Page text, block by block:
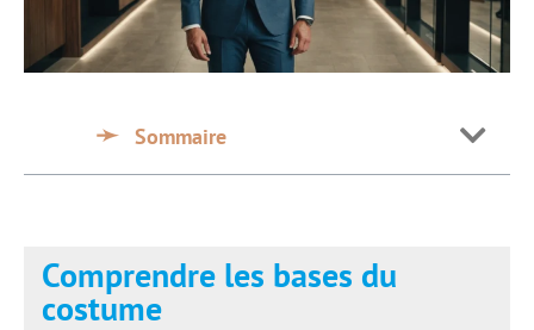
Sommaire
Comprendre les bases du
costume